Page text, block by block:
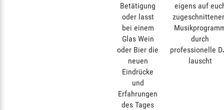
Betätigung
oder lasst
bei einem
Glas Wein
oder Bier die
neuen
Eindrücke
und
Erfahrungen
des Tages
eigens auf
durch
professionelle
lauscht